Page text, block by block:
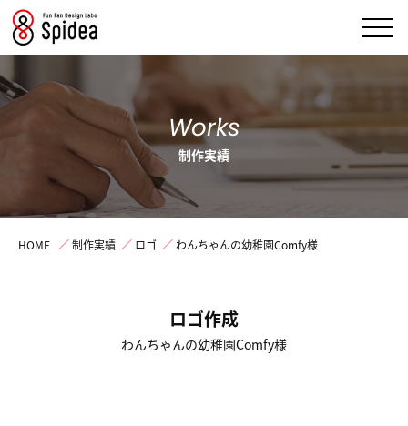
Works
制作実績
HOME ／制作実績 ／ ロゴ ／ わんちゃんの幼稚園Comfy様
ロゴ作成
わんちゃんの幼稚園Comfy様